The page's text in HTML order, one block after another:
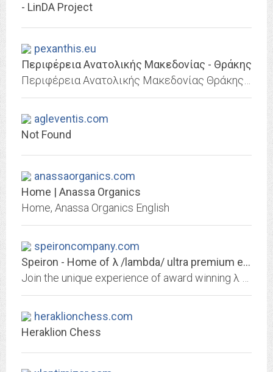
- LinDA Project
pexanthis.eu
Περιφέρεια Ανατολικής Μακεδονίας - Θράκης
agleventis.com
Not Found
anassaorganics.com
Home | Anassa Organics
Home, Anassa Organics English
speironcompany.com
Speiron - Home of λ /lambda/ ultra premium extra virgin olive oil
heraklionchess.com
Heraklion Chess